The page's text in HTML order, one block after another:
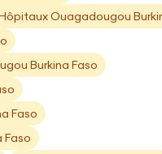
Ouagadougou
Burkina Faso
Faso
Faso